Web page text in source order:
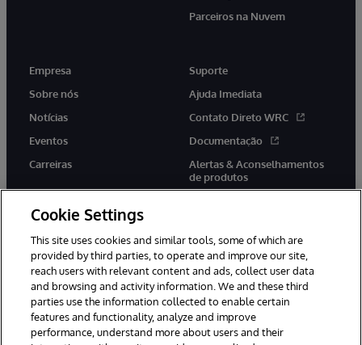
Parceiros na Nuvem
Empresa
Sobre nós
Notícias
Eventos
Carreiras
Suporte
Ajuda Imediata
Contato Direto WRC
Documentação
Alertas & Aconselhamentos
de produtos
twitter youtubefacebooklinkedin
© 1996-2022 InterSystems Corporation, Boston, MA. Todos os
Cookie Settings
This site uses cookies and similar tools, some of which are
provided by third parties, to operate and improve our site,
reach users with relevant content and ads, collect user data
and browsing and activity information. We and these third
parties use the information collected to enable certain
features and functionality, analyze and improve
performance, understand more about users and their